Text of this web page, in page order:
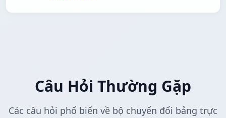
Câu Hỏi Thường Gặp
Các câu hỏi phổ biến về bộ chuyển đổi bảng trực